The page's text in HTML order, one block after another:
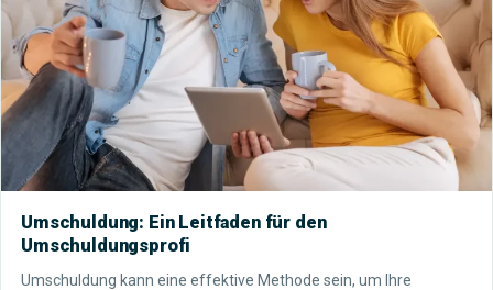
Umschuldung: Ein Leitfaden für den
Umschuldungsprofi
Umschuldung kann eine effektive Methode sein, um Ihre